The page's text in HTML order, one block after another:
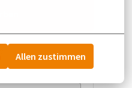
Allen zustimmen